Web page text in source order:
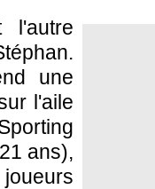
l'autre
une
l'aile
ans),